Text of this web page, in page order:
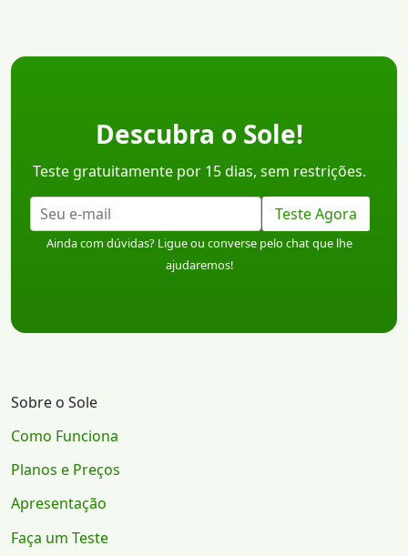
Descubra o Sole!
Teste gratuitamente por 15 dias, sem restrições.
Teste Agora
Ainda com dúvidas? Ligue ou converse pelo chat que lhe
ajudaremos!
Sobre o Sole
Como Funciona
Planos e Preços
Apresentação
Faça um Teste